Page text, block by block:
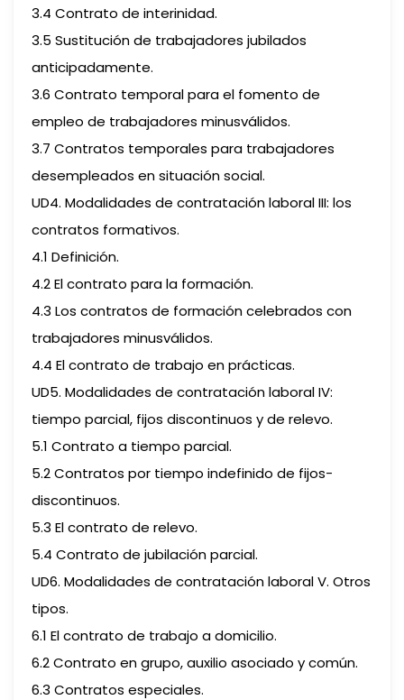
3.4 Contrato de interinidad.
3.5 Sustitución de trabajadores jubilados
anticipadamente.
3.6 Contrato temporal para el fomento de
empleo de trabajadores minusválidos.
3.7 Contratos temporales para trabajadores
desempleados en situación social.
UD4. Modalidades de contratación laboral III: los
contratos formativos.
4.1 Definición.
4.2 El contrato para la formación.
4.3 Los contratos de formación celebrados con
trabajadores minusválidos.
4.4 El contrato de trabajo en prácticas.
UD5. Modalidades de contratación laboral IV:
tiempo parcial, fijos discontinuos y de relevo.
5.1 Contrato a tiempo parcial.
5.2 Contratos por tiempo indefinido de fijos-
discontinuos.
5.3 El contrato de relevo.
5.4 Contrato de jubilación parcial.
UD6. Modalidades de contratación laboral V. Otros
tipos.
6.1 El contrato de trabajo a domicilio.
6.2 Contrato en grupo, auxilio asociado y común.
6.3 Contratos especiales.